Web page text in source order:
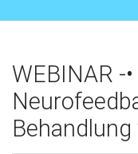
WEBINAR -•